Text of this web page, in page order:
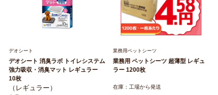
デオシート
デオシート 消臭ラボ トイレシステム
強力吸収・消臭マット レギュラー
10枚
（レギュラー）
業務用ペットシーツ
業務用 ペットシーツ 超薄型 レギュ
ラー 1200枚
在庫：工場から発送